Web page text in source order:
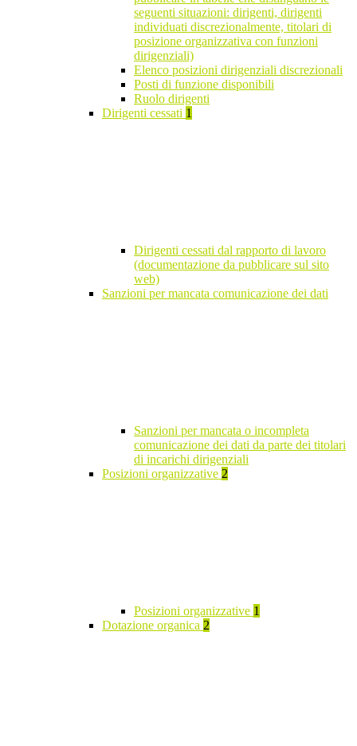
seguenti situazioni: dirigenti, dirigenti
individuati discrezionalmente, titolari di
posizione organizzativa con funzioni
dirigenziali)
Elenco posizioni dirigenziali discrezionali
Posti di funzione disponibili
Ruolo dirigenti
Dirigenti cessati 1
Dirigenti cessati dal rapporto di lavoro
(documentazione da pubblicare sul sito
web)
Sanzioni per mancata comunicazione dei dati
Sanzioni per mancata o incompleta
comunicazione dei dati da parte dei titolari
di incarichi dirigenziali
Posizioni organizzative 2
Posizioni organizzative 1
Dotazione organica 2